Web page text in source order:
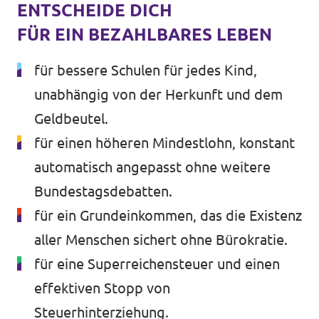
ENTSCHEIDE DICH
FÜR EIN BEZAHLBARES LEBEN
für bessere Schulen für jedes Kind,
unabhängig von der Herkunft und dem
Geldbeutel.
für einen höheren Mindestlohn, konstant
automatisch angepasst ohne weitere
Bundestagsdebatten.
für ein Grundeinkommen, das die Existenz
aller Menschen sichert ohne Bürokratie.
für eine Superreichensteuer und einen
effektiven Stopp von
Steuerhinterziehung.